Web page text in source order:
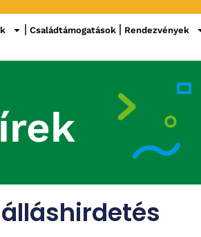
Családtámogatások Rendezvények